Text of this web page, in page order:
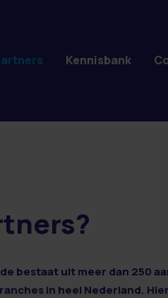
bestaat uit meer dan 250
in heel Nederland.
Kennisbank